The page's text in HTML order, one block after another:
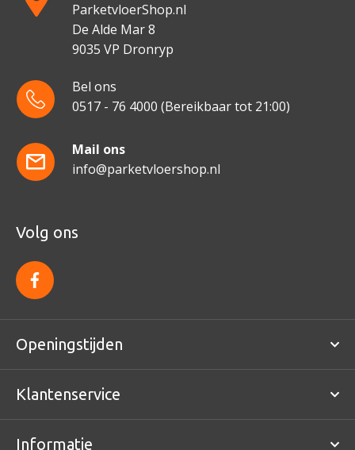
ParketvloerShop.nl
De Alde Mar 8
9035 VP Dronryp
Bel ons
0517 - 76 4000 (Bereikbaar tot 21:00)
Mail ons
info@parketvloershop.nl
Volg ons
f
a
c
e
o
o
Openingstijden
Klantenservice
Informatie